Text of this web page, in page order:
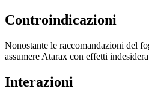
Controindicazioni
Nonostante le raccomandazioni del
assumere Atarax con effetti
Interazioni